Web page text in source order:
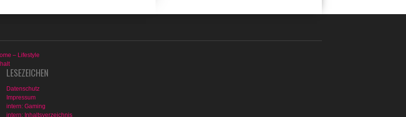
– Lifestyle
LESEZEICHEN
Datenschutz
Impressum
intern: Gaming
intern: Inhaltsverzeichnis